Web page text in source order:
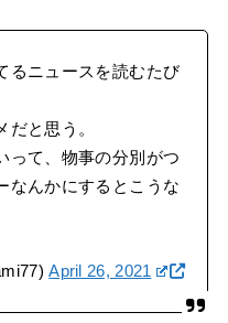
るニュースを読むたび
と思う。
って、物事の分別がつ
なんかにするとこうな
April 26, 2021